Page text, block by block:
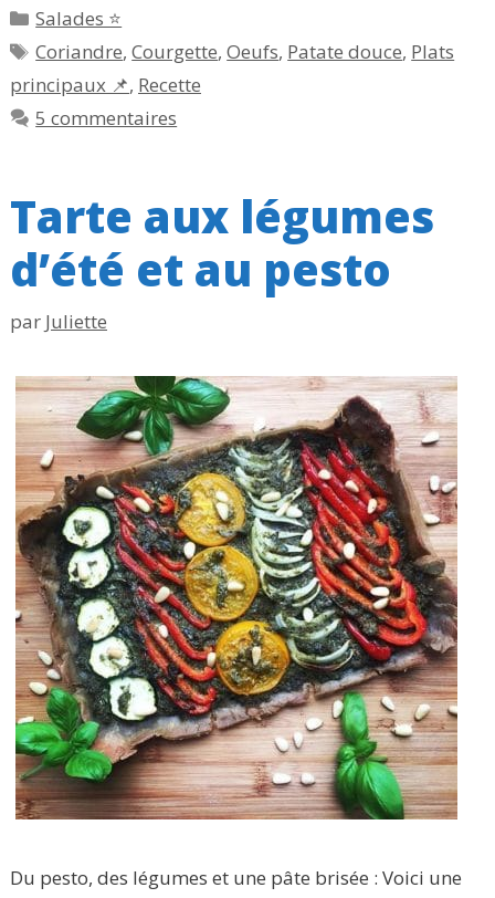
Catégories
Salades ⭐
Étiquettes
Coriandre,Courgette,Oeufs, Patate douce, Plats
principaux 📌, Recette
5 commentaires
Tarte aux légumes
d’été et au pesto
par Juliette
Du pesto, des légumes et une pâte brisée : Voici une